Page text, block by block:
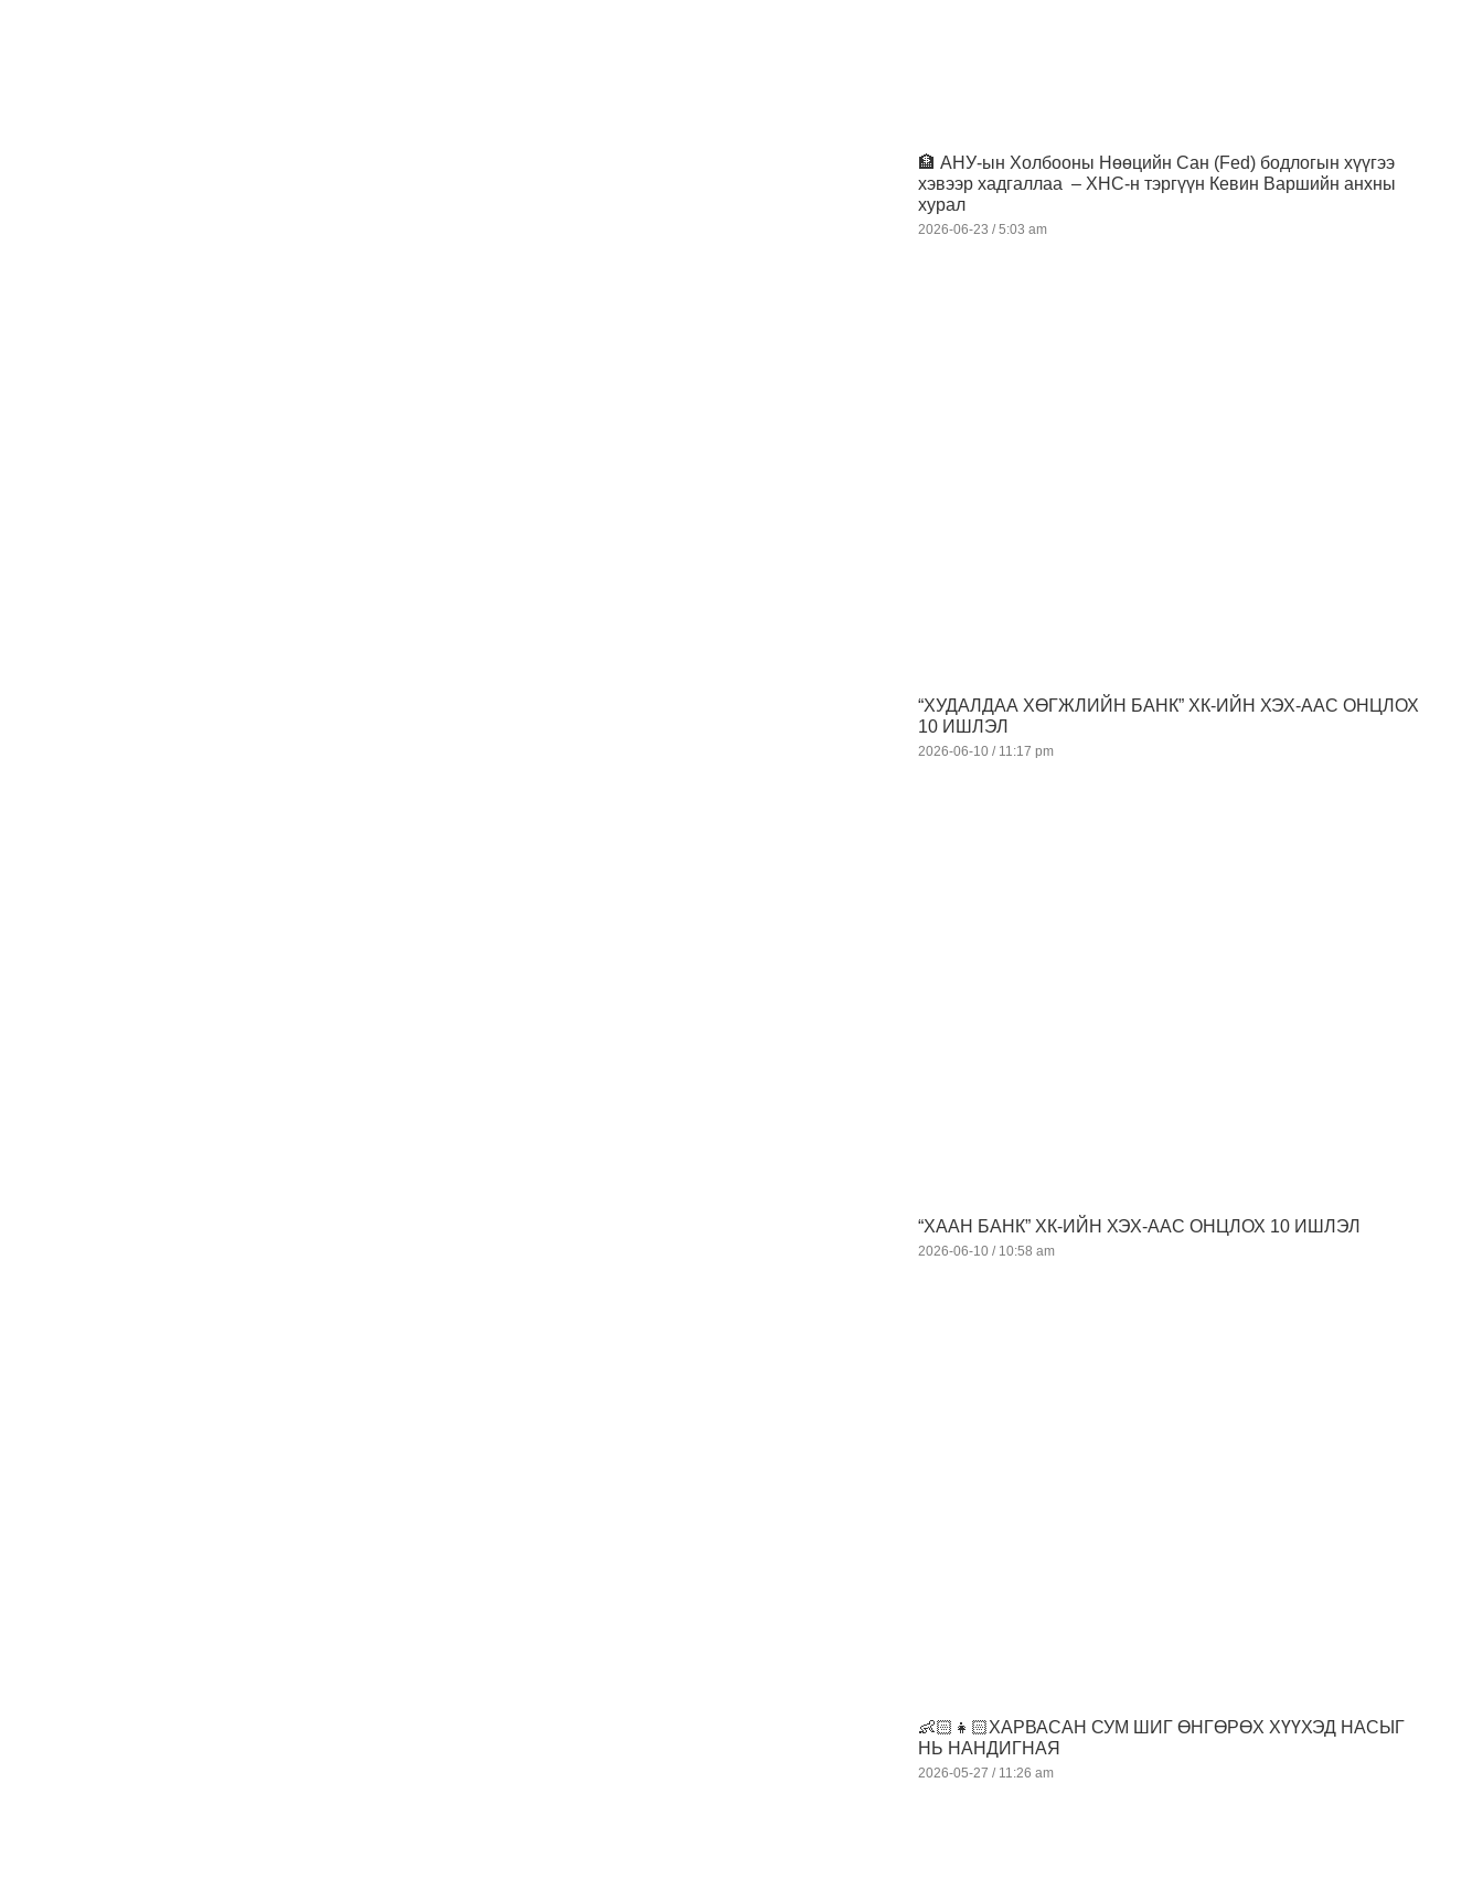
🏦 АНУ-ын Холбооны Нөөцийн Сан (Fed) бодлогын хүүгээ
хэвээр хадгаллаа – ХНС-н тэргүүн Кевин Варшийн анхны
хурал
2026-06-23 5:03 am
“ХУДАЛДАА ХӨГЖЛИЙН БАНК” ХК-ИЙН ХЭХ-ААС ОНЦЛОХ
10 ИШЛЭЛ
2026-06-10 11:17 pm
“ХААН БАНК” ХК-ИЙН ХЭХ-ААС ОНЦЛОХ 10 ИШЛЭЛ
2026-06-10 10:58 am
👶🏻👧🏻ХАРВАСАН СУМ ШИГ ӨНГӨРӨХ ХҮҮХЭД НАСЫГ
НЬ НАНДИГНАЯ
2026-05-27 11:26 am